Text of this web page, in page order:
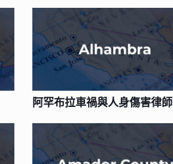
阿罕布拉車禍與人身傷害律師